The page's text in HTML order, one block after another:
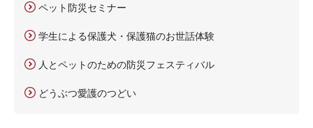
ペット防災セミナー
学生による保護犬・保護猫のお世話体験
人とペットのための防災フェスティバル
どうぶつ愛護のつどい